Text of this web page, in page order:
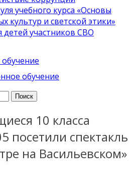
учебного курса «Основы
культур и светской этики»
детей участников СВО
обучение
10 класса
посетили спектакль
на Васильевском»